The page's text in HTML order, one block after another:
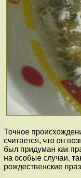
Точное
считается, что он
был придуман как
на особые случаи,
рождественские